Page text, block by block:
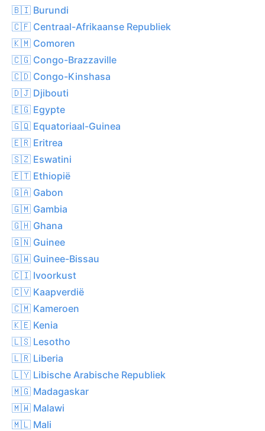
🇧🇮 Burundi
🇨🇫 Centraal-Afrikaanse Republiek
🇰🇲 Comoren
🇨🇬 Congo-Brazzaville
🇨🇩 Congo-Kinshasa
🇩🇯 Djibouti
🇪🇬 Egypte
🇬🇶 Equatoriaal-Guinea
🇪🇷 Eritrea
🇸🇿 Eswatini
🇪🇹 Ethiopië
🇬🇦 Gabon
🇬🇲 Gambia
🇬🇭 Ghana
🇬🇳 Guinee
🇬🇼 Guinee-Bissau
🇨🇮 Ivoorkust
🇨🇻 Kaapverdië
🇨🇲 Kameroen
🇰🇪 Kenia
🇱🇸 Lesotho
🇱🇷 Liberia
🇱🇾 Libische Arabische Republiek
🇲🇬 Madagaskar
🇲🇼 Malawi
🇲🇱 Mali